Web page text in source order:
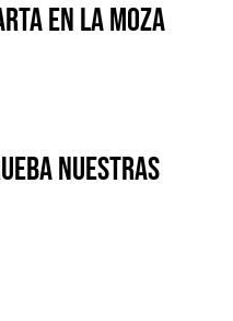
EN LA MOZA
NUESTRAS